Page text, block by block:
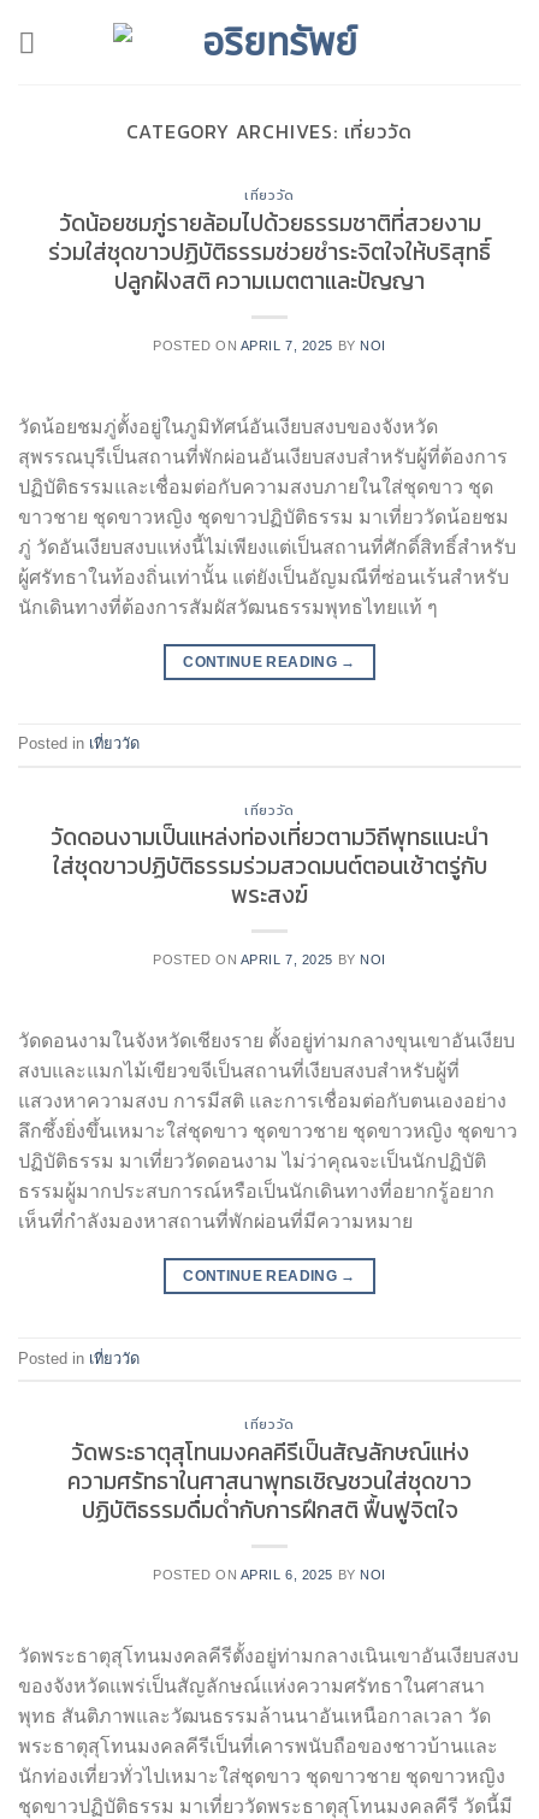
CATEGORY ARCHIVES: เที่ยววัด
เที่ยววัด
วัดน้อยชมภู่รายล้อมไปด้วยธรรมชาติที่สวยงาม
ร่วมใส่ชุดขาวปฏิบัติธรรมช่วยชำระจิตใจให้บริสุทธิ์
ปลูกฝังสติ ความเมตตาและปัญญา
POSTED ON APRIL 7, 2025 BY NOI
วัดน้อยชมภู่ตั้งอยู่ในภูมิทัศน์อันเงียบสงบของจังหวัด
สุพรรณบุรีเป็นสถานที่พักผ่อนอันเงียบสงบสำหรับผู้ที่ต้องการ
ปฏิบัติธรรมและเชื่อมต่อกับความสงบภายในใส่ชุดขาว ชุด
ขาวชาย ชุดขาวหญิง ชุดขาวปฏิบัติธรรม มาเที่ยววัดน้อยชม
ภู่ วัดอันเงียบสงบแห่งนี้ไม่เพียงแต่เป็นสถานที่ศักดิ์สิทธิ์สำหรับ
ผู้ศรัทธาในท้องถิ่นเท่านั้น แต่ยังเป็นอัญมณีที่ซ่อนเร้นสำหรับ
นักเดินทางที่ต้องการสัมผัสวัฒนธรรมพุทธไทยแท้ ๆ
CONTINUE READING →
Posted in เที่ยววัด
เที่ยววัด
วัดดอนงามเป็นแหล่งท่องเที่ยวตามวิถีพุทธแนะนำ
ใส่ชุดขาวปฏิบัติธรรมร่วมสวดมนต์ตอนเช้าตรู่กับ
พระสงฆ์
POSTED ON APRIL 7, 2025 BY NOI
วัดดอนงามในจังหวัดเชียงราย ตั้งอยู่ท่ามกลางขุนเขาอันเงียบ
สงบและแมกไม้เขียวขจีเป็นสถานที่เงียบสงบสำหรับผู้ที่
แสวงหาความสงบ การมีสติ และการเชื่อมต่อกับตนเองอย่าง
ลึกซึ้งยิ่งขึ้นเหมาะใส่ชุดขาว ชุดขาวชาย ชุดขาวหญิง ชุดขาว
ปฏิบัติธรรม มาเที่ยววัดดอนงาม ไม่ว่าคุณจะเป็นนักปฏิบัติ
ธรรมผู้มากประสบการณ์หรือเป็นนักเดินทางที่อยากรู้อยาก
เห็นที่กำลังมองหาสถานที่พักผ่อนที่มีความหมาย
CONTINUE READING →
Posted in เที่ยววัด
เที่ยววัด
วัดพระธาตุสุโทนมงคลคีรีเป็นสัญลักษณ์แห่ง
ความศรัทธาในศาสนาพุทธเชิญชวนใส่ชุดขาว
ปฏิบัติธรรมดื่มด่ำกับการฝึกสติ ฟื้นฟูจิตใจ
POSTED ON APRIL 6, 2025 BY NOI
วัดพระธาตุสุโทนมงคลคีรีตั้งอยู่ท่ามกลางเนินเขาอันเงียบสงบ
ของจังหวัดแพร่เป็นสัญลักษณ์แห่งความศรัทธาในศาสนา
พุทธ สันติภาพและวัฒนธรรมล้านนาอันเหนือกาลเวลา วัด
พระธาตุสุโทนมงคลคีรีเป็นที่เคารพนับถือของชาวบ้านและ
นักท่องเที่ยวทั่วไปเหมาะใส่ชุดขาว ชุดขาวชาย ชุดขาวหญิง
ชุดขาวปฏิบัติธรรม มาเที่ยววัดพระธาตุสุโทนมงคลคีรี วัดนี้มี